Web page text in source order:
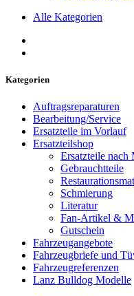
Alle Kategorien
Kategorien
Auftragsreparaturen
Bearbeitung/Service
Ersatzteile im Vorlauf
Ersatzteilshop
Ersatzteile nach
Gebrauchtteile
Schmierung
Literatur
Fan-Artikel &
Gutschein
Fahrzeugangebote
Fahrzeugbriefe und
Fahrzeugreferenzen
Lanz Bulldog Modelle